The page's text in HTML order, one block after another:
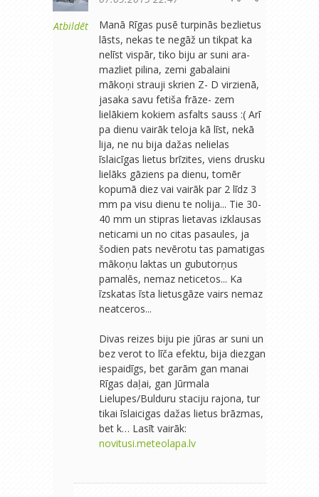
Atbildēt
Manā Rīgas pusē turpinās bezlietus
lāsts, nekas te negāž un tikpat ka
nelīst vispār, tiko biju ar suni ara-
mazliet pilina, zemi gabalaini
mākoņi strauji skrien Z- D virzienā,
jasaka savu fetiša frāze- zem
lielākiem kokiem asfalts sauss :( Arī
pa dienu vairāk teloja kā līst, nekā
lija, ne nu bija dažas nelielas
īslaicīgas lietus brīzites, viens drusku
lielāks gāziens pa dienu, tomēr
kopumā diez vai vairāk par 2 līdz 3
mm pa visu dienu te nolija... Tie 30-
40 mm un stipras lietavas izklausas
neticami un no citas pasaules, ja
šodien pats nevērotu tas pamatigas
mākoņu laktas un gubutorņus
pamalēs, nemaz neticetos... Ka
īzskatas īsta lietusgāze vairs nemaz
neatceros...
Divas reizes biju pie jūras ar suni un
bez verot to līča efektu, bija diezgan
iespaidīgs, bet garām gan manai
Rīgas daļai, gan Jūrmala
Lielupes/Bulduru staciju rajona, tur
tikai īslaicigas dažas lietus brāzmas,
bet k… Lasīt vairāk:
novitusi.meteolapa.lv